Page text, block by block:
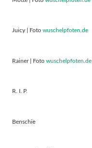
Juicy | Foto wuschelpfoten.de
Rainer | Foto wuschelpfoten.de
R. I. P.
Benschie